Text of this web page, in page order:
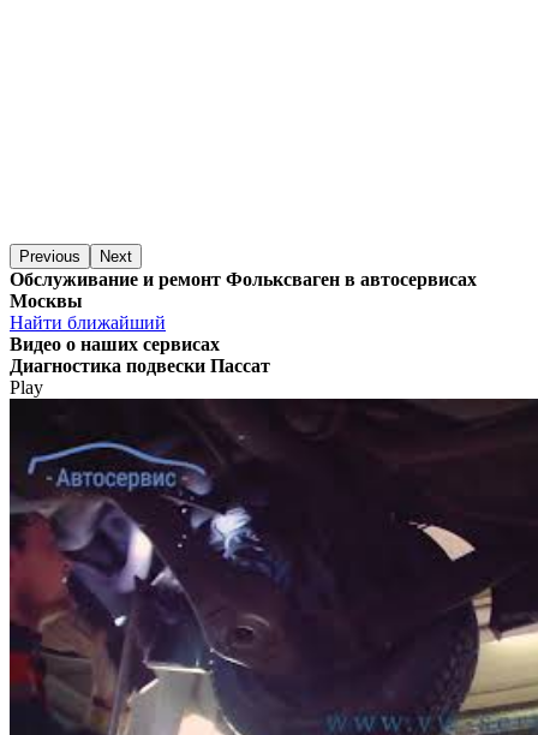
Previous Next
Обслуживание и ремонт Фольксваген в автосервисах
Москвы
Найти ближайший
Видео о наших сервисах
Диагностика подвески Пассат
Play